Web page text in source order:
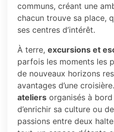
communs, créant une
chacun trouve sa place,
ses centres d’intérêt.
À terre, excursions et
parfois les moments les
de nouveaux horizons
avantages d’une
ateliers organisés à
d’enrichir sa culture ou
passions entre deux